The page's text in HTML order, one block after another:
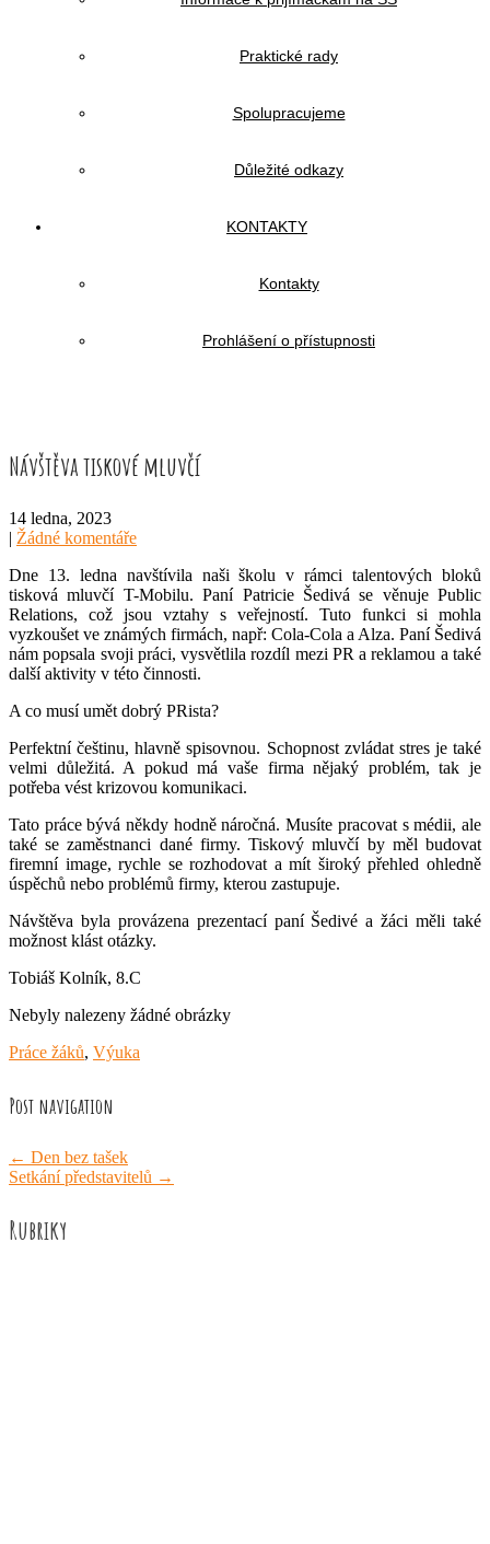
Praktické rady
Spolupracujeme
Důležité odkazy
KONTAKTY
Kontakty
Prohlášení o přístupnosti
Návštěva tiskové mluvčí
14 ledna, 2023
| Žádné komentáře
Dne 13. ledna navštívila naši školu v rámci talentových bloků
tisková mluvčí T-Mobilu. Paní Patricie Šedivá se věnuje Public
Relations, což jsou vztahy s veřejností. Tuto funkci si mohla
vyzkoušet ve známých firmách, např: Cola-Cola a Alza. Paní Šedivá
nám popsala svoji práci, vysvětlila rozdíl mezi PR a reklamou a také
další aktivity v této činnosti.
A co musí umět dobrý PRista?
Perfektní češtinu, hlavně spisovnou. Schopnost zvládat stres je také
velmi důležitá. A pokud má vaše firma nějaký problém, tak je
potřeba vést krizovou komunikaci.
Tato práce bývá někdy hodně náročná. Musíte pracovat s médii, ale
také se zaměstnanci dané firmy. Tiskový mluvčí by měl budovat
firemní image, rychle se rozhodovat a mít široký přehled ohledně
úspěchů nebo problémů firmy, kterou zastupuje.
Návštěva byla provázena prezentací paní Šedivé a žáci měli také
možnost klást otázky.
Tobiáš Kolník, 8.C
Nebyly nalezeny žádné obrázky
Práce žáků, Výuka
Post navigation
← Den bez tašek
Setkání představitelů →
Rubriky